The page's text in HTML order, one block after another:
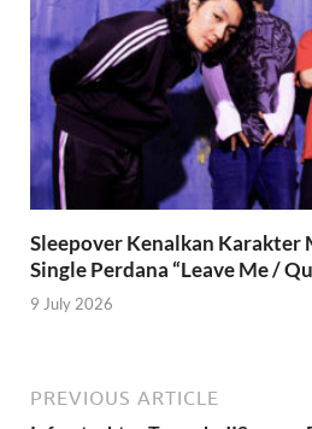
Sleepover Kenalkan Karakter
Single Perdana “Leave Me /
9 July 2026
PREVIOUS ARTICLE